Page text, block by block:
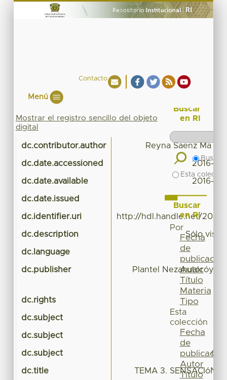
Contacto
Menú
Mostrar el registro sencillo del objeto
digital
dc.contributor.author Reyna Saenz Ma
dc.date.accessioned 2016-
dc.date.available 2016-
dc.date.issued
dc.identifier.uri http://hdl.handle.net/
dc.description Sólo
dc.language
dc.publisher Plantel Nezahualcóyotl
dc.rights
dc.subject
dc.subject
dc.subject
dc.title TEMA 3. SENSACIóN Y
Buscar
en RI
Buscar
Esta
Buscar
en RI
Por
Fecha
de
publicación
Autor
Título
Materia
Tipo
Esta
colección
Fecha
de
publicación
Autor
Título